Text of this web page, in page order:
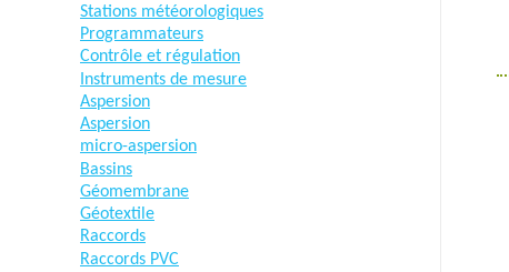
Stations météorologiques
Programmateurs
Contrôle et régulation
Instruments de mesure
Aspersion
Aspersion
micro-aspersion
Bassins
Géomembrane
Géotextile
Raccords
Raccords PVC